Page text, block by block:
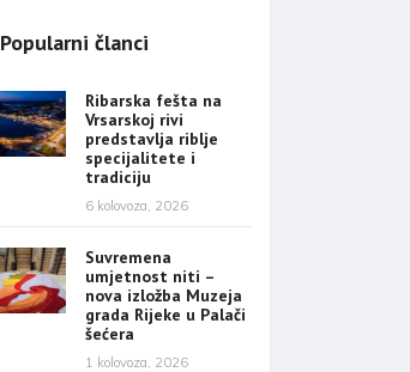
Popularni članci
Ribarska fešta na
Vrsarskoj rivi
predstavlja riblje
specijalitete i
tradiciju
6 kolovoza, 2026
Suvremena
umjetnost niti –
nova izložba Muzeja
grada Rijeke u Palači
šećera
1 kolovoza, 2026